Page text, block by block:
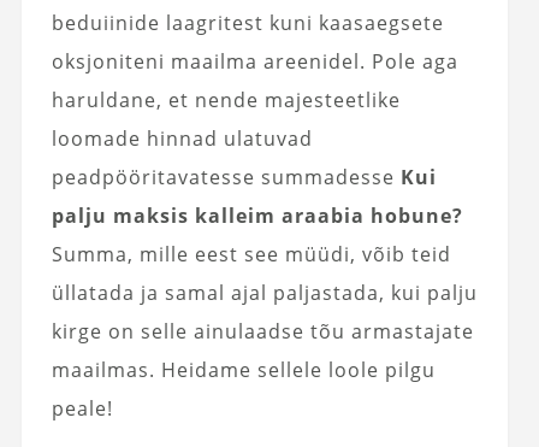
beduiinide laagritest kuni kaasaegsete
oksjoniteni maailma areenidel. Pole aga
haruldane, et nende majesteetlike
loomade hinnad ulatuvad
peadpööritavatesse summadesse Kui
palju maksis kalleim araabia hobune?
Summa, mille eest see müüdi, võib teid
üllatada ja samal ajal paljastada, kui palju
kirge on selle ainulaadse tõu armastajate
maailmas. Heidame sellele loole pilgu
peale!